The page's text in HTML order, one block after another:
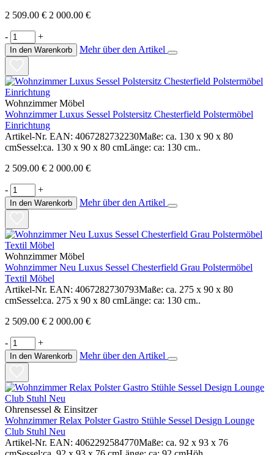
2 509.00 € 2 000.00 €
- +
In den Warenkorb Mehr über den Artikel
Wohnzimmer Möbel
Wohnzimmer Luxus Sessel Polstersitz Chesterfield Polstermöbel
Einrichtung
Artikel-Nr. EAN: 4067282732230Maße: ca. 130 x 90 x 80
cmSessel:ca. 130 x 90 x 80 cmLänge: ca: 130 cm..
2 509.00 € 2 000.00 €
- +
In den Warenkorb Mehr über den Artikel
Wohnzimmer Möbel
Wohnzimmer Neu Luxus Sessel Chesterfield Grau Polstermöbel
Textil Möbel
Artikel-Nr. EAN: 4067282730793Maße: ca. 275 x 90 x 80
cmSessel:ca. 275 x 90 x 80 cmLänge: ca: 130 cm..
2 509.00 € 2 000.00 €
- +
In den Warenkorb Mehr über den Artikel
Ohrensessel & Einsitzer
Wohnzimmer Relax Polster Gastro Stühle Sessel Design Lounge
Club Stuhl Neu
Artikel-Nr. EAN: 4062292584770Maße: ca. 92 x 93 x 76